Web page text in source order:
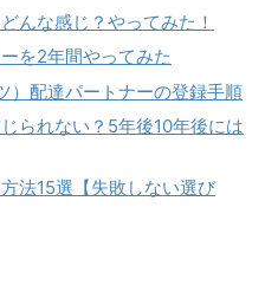
んな感じ？やってみた！
を2年間やってみた
）配達パートナーの登録手順
られない？5年後10年後には
法15選【失敗しない選び